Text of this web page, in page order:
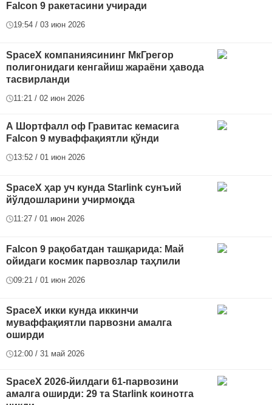
Falcon 9 ракетасини учиради
19:54 / 03 июн 2026
SpaceX компаниясининг МкГрегор
полигонидаги кенгайиш жараёни ҳавода
тасвирланди
11:21 / 02 июн 2026
А Шортфалл оф Гравитас кемасига
Falcon 9 муваффақиятли қўнди
13:52 / 01 июн 2026
SpaceX ҳар уч кунда Starlink сунъий
йўлдошларини учирмоқда
11:27 / 01 июн 2026
Falcon 9 рақобатдан ташқарида: Май
ойидаги космик парвозлар таҳлили
09:21 / 01 июн 2026
SpaceX икки кунда иккинчи
муваффақиятли парвозни амалга
оширди
12:00 / 31 май 2026
SpaceX 2026-йилдаги 61-парвозини
амалга оширди: 29 та Starlink коинотга